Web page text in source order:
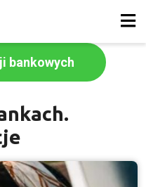
bankowych